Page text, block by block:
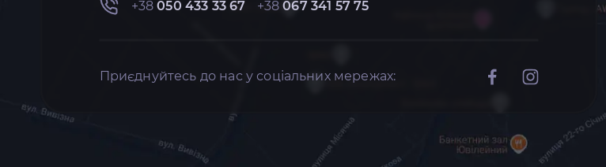
+38050 433 33 67 +38067 341 57 75
Приєднуйтесь до нас у соціальних мережах: